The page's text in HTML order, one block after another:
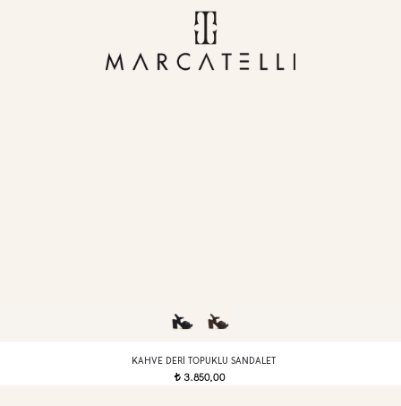
KAHVE DERI TOPUKLU SANDALET
t3.850,00